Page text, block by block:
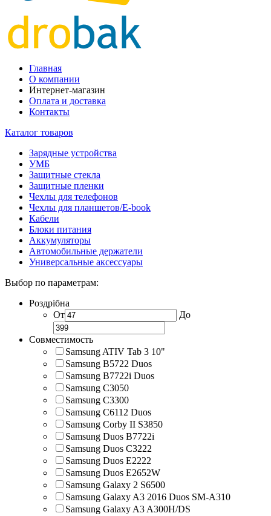
Главная
О компании
Интернет-магазин
Оплата и доставка
Контакты
Каталог товаров
Зарядные устройства
УМБ
Защитные стекла
Защитные пленки
Чехлы для телефонов
Чехлы для планшетов/E-book
Кабели
Блоки питания
Аккумуляторы
Автомобильные держатели
Универсальные аксессуары
Выбор по параметрам:
Роздрібна
От
До
Совместимость
Samsung ATIV Tab 3 10"
Samsung B5722 Duos
Samsung B7722i Duos
Samsung C3050
Samsung C3300
Samsung C6112 Duos
Samsung Corby II S3850
Samsung Duos B7722i
Samsung Duos C3222
Samsung Duos E2222
Samsung Duos E2652W
Samsung Galaxy 2 S6500
Samsung Galaxy A3 2016 Duos SM-A310
Samsung Galaxy A3 A300H/DS